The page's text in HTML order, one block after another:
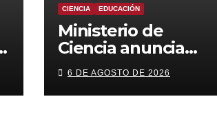
CIENCIA EDUCACIÓN
Ministerio de
Ciencia anuncia
reforma a becas
chile con foco en
áreas estratégicas
6 DE AGOSTO DE 2026